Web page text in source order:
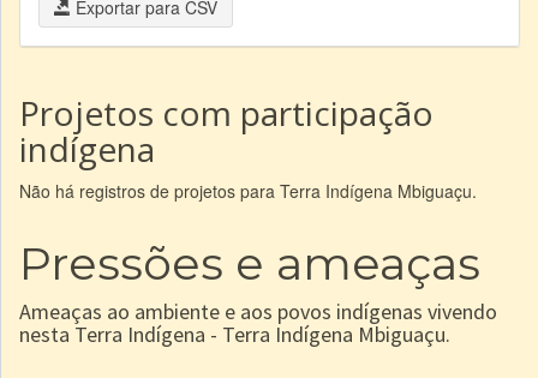
Exportar para CSV
Projetos com participação
indígena
Não há registros de projetos para Terra Indígena Mbiguaçu.
Pressões e ameaças
Ameaças ao ambiente e aos povos indígenas vivendo
nesta Terra Indígena - Terra Indígena Mbiguaçu.